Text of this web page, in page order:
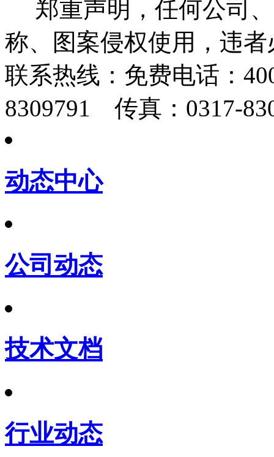
郑重声明，任何公司
称、图案侵权使用，违
联系热线： 免费电话：
8309791 传真：0317-
动态中心
公司动态
技术文档
行业动态